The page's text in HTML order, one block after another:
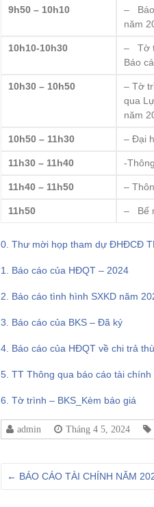
9h50 – 10h10
– Báo
năm
10h10-10h30
– Tờ
Báo
10h30 – 10h50
– Tờ
qua
năm
10h50 – 11h30 – Đại
11h30 – 11h40 -
11h40 – 11h50 –
11h50 – Bế
0. Thư mời họp tham dự ĐHĐCĐ
1. Báo cáo của HĐQT – 2024
2. Báo cáo tình hình SXKD năm
3. Báo cáo của BKS – Đã ký
4. Báo cáo của HĐQT về chi trả
5. TT Thông qua báo cáo tài
6. Tờ trình – BKS_Kèm báo giá
admin Tháng 4 5, 2024
← BÁO CÁO TÀI CHÍNH NĂM